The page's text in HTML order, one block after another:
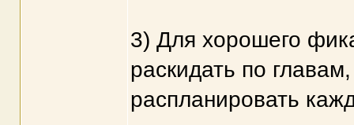
3) Для хорошего
раскидать по
распланировать